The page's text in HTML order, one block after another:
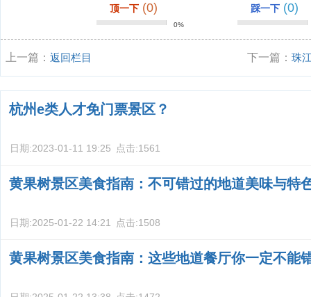
顶一下 (0)
0%
踩一下 (0)
上一篇： 返回栏目 下一篇：珠
杭州e类人才免门票景区？
日期:2023-01-11 19:25 点击:1561
黄果树景区美食指南：不可错过的地道美味与特
日期:2025-01-22 14:21 点击:1508
黄果树景区美食指南：这些地道餐厅你一定不能